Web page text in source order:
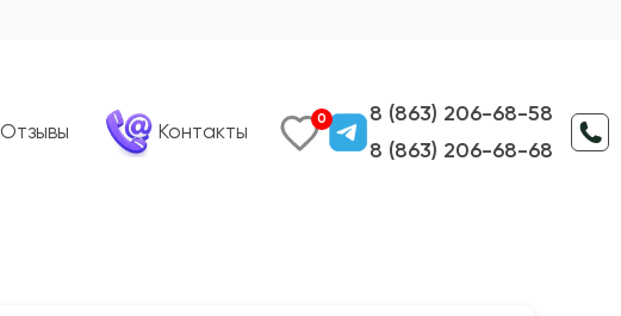
Отзывы Контакты
0
8 (863) 206-68-58
8 (863) 206-68-68